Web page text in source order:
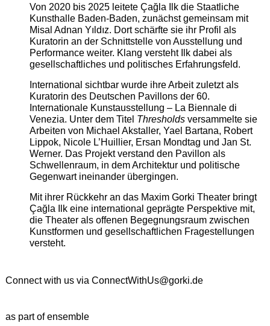
Von 2020 bis 2025 leitete Çağla Ilk die Staatliche
Kunsthalle Baden-Baden, zunächst gemeinsam mit
Misal Adnan Yıldız. Dort schärfte sie ihr Profil als
Kuratorin an der Schnittstelle von Ausstellung und
Performance weiter. Klang versteht Ilk dabei als
gesellschaftliches und politisches Erfahrungsfeld.
International sichtbar wurde ihre Arbeit zuletzt als
Kuratorin des Deutschen Pavillons der 60.
Internationale Kunstausstellung – La Biennale di
Venezia. Unter dem Titel Thresholdsversammelte sie
Arbeiten von Michael Akstaller, Yael Bartana, Robert
Lippok, Nicole L’Huillier, Ersan Mondtag und Jan St.
Werner. Das Projekt verstand den Pavillon als
Schwellenraum, in dem Architektur und politische
Gegenwart ineinander übergingen.
Mit ihrer Rückkehr an das Maxim Gorki Theater bringt
Çağla Ilk eine international geprägte Perspektive mit,
die Theater als offenen Begegnungsraum zwischen
Kunstformen und gesellschaftlichen Fragestellungen
versteht.
Connect with us via ConnectWithUs@gorki.de
as part of ensemble